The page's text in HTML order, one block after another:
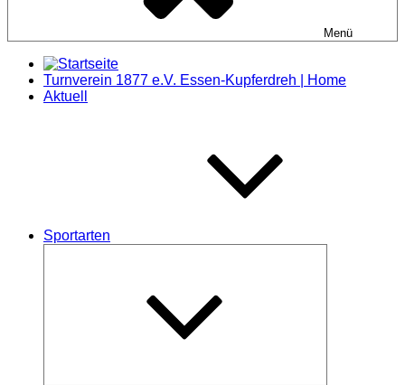
Menü
Turnverein 1877 e.V. Essen-Kupferdreh | Home
Aktuell
Sportarten